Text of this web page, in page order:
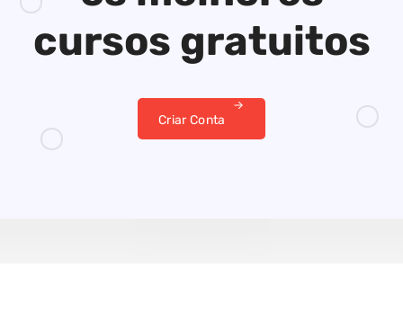
cursos gratuitos
Criar Conta